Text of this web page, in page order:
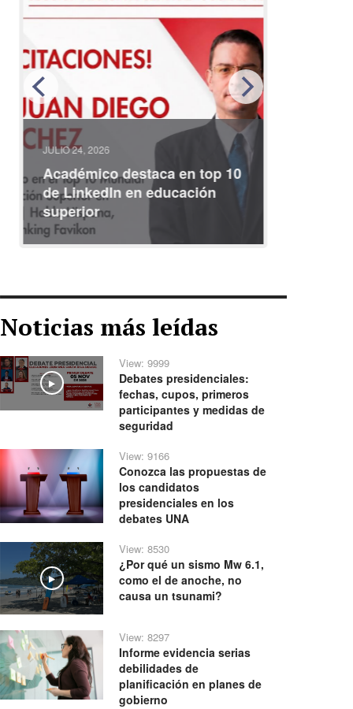
JULIO 24, 2026
Académico destaca en top 10
de LinkedIn en educación
superior
Noticias más leídas
Play
View: 9999
Debates presidenciales:
fechas, cupos, primeros
participantes y medidas de
seguridad
View: 9166
Conozca las propuestas de
los candidatos
presidenciales en los
debates UNA
Play
View: 8530
¿Por qué un sismo Mw 6.1,
como el de anoche, no
causa un tsunami?
View: 8297
Informe evidencia serias
debilidades de
planificación en planes de
gobierno